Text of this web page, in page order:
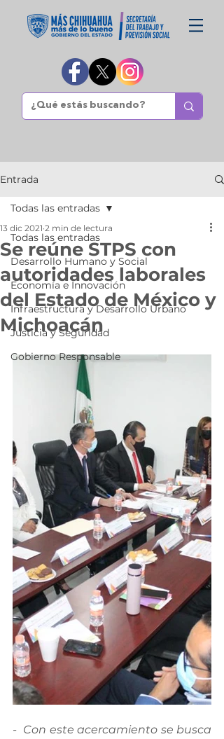
Entrada
Todas las entradas
Desarrollo Humano y Social
Economía e Innovación
Infraestructura y Desarrollo Urbano
Justicia y Seguridad
Gobierno Responsable
Todas las entradas
Se reúne STPS con
autoridades laborales
del Estado de México y
Michoacán
13 dic 2021 2 min de lectura
-  Con este acercamiento se busca